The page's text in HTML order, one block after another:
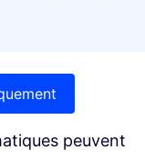
peuvent